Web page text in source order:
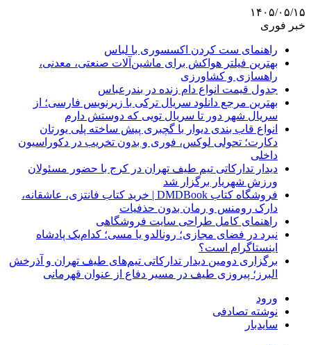
۱۴۰۵/۰۵/۱۵
خبر فوری
راهنمای ست کردن اکسسوری با لباس
بهترین فیلتر هواکش برای ماشین‌آلات صنعتی، معدنی،
راهسازی و کشاورزی
جدول قیمت انواع دام زنده در بندرعباس
بهترین مرجع دانلود سریال ترکی با زیرنویس فارسی؛ از
سریال شهر دور تا سریال تویی که دوستش دارم
انواع قاب بندی دیوار با گچبری پیش ساخته پلی یورتان
دکارت؛ تحولی لوکس، فوری و بدون تخریب در دکوراسیون
داخلی
دیدار تدارکاتی تیم طیف تهران در کرج با حضور مسئولان
ورزش شهریار برگزار شد
فروشگاه کتاب DMDBook | خرید کتاب فانتزی، عاشقانه،
دارک رومنس و رمان بدون حذفیات
راهنمای کامل طراحی سایت فروشگاهی
نبرد در فضای مجازی؛ رونالدو یا مسی؛ کدام‌یک پادشاه
اینستاگرام است؟
برگزاری دومین دیدار تدارکاتی تیم‌های طیف تهران و آذرخش
البرز؛ پیروزی طیف در مسیر دفاع از عنوان قهرمانی
ورود
نوشته تصادفی
سایدبار